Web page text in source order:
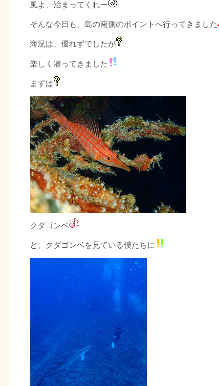
風よ、治まってくれー
そんな今日も、島の南側のポイントへ行ってきました
海況は、優れずでしたが
楽しく潜ってきました
まずは
クダゴンベ
と、クダゴンベを見ている僕たちに